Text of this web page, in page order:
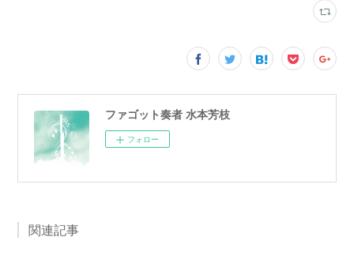
ファゴット奏者 水本芳枝
フォロー
関連記事